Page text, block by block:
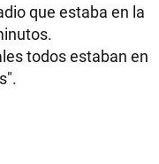
que estaba en la
todos estaban en